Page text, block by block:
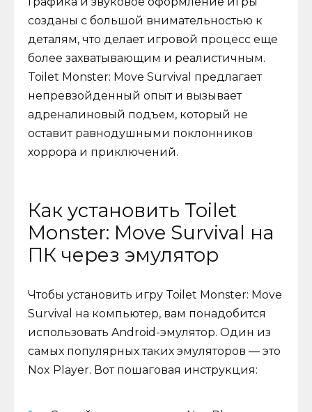
созданы с большой внимательностью к
деталям, что делает игровой процесс еще
более захватывающим и реалистичным.
Toilet Monster: Move Survival предлагает
непревзойденный опыт и вызывает
адреналиновый подъем, который не
оставит равнодушными поклонников
хоррора и приключений.
Как установить Toilet
Monster: Move Survival на
ПК через эмулятор
Чтобы установить игру Toilet Monster: Move
Survival на компьютер, вам понадобится
использовать Android-эмулятор. Один из
самых популярных таких эмуляторов — это
Nox Player. Вот пошаговая инструкция: